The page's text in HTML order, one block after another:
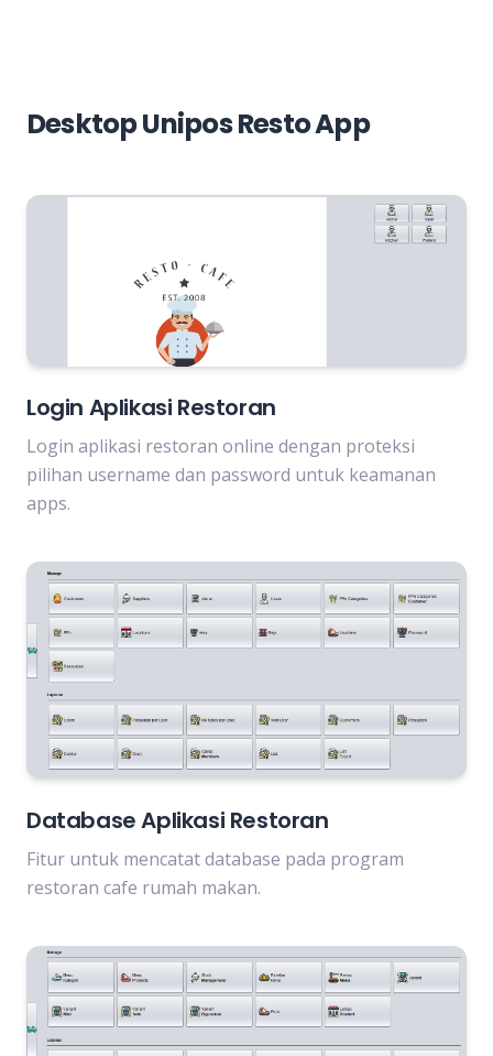
Desktop Unipos Resto App
Login Aplikasi Restoran
Login aplikasi restoran online dengan proteksi
pilihan username dan password untuk keamanan
apps.
Database Aplikasi Restoran
Fitur untuk mencatat database pada program
restoran cafe rumah makan.